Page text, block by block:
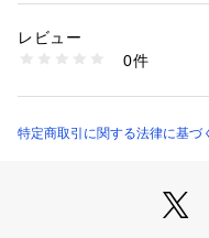
抜け感のあるコーディネ
同素材のベスト（商品番
です。
大切な人とのスペシャル
出かけたいイベントなど
素材：11 ホワイト・表地：
ル31％　ポリウレタン1％
イ可、ウエットクリーニング
商品番号：1095000018363
レビュー
0件
特定商取引に関する法律に基づ